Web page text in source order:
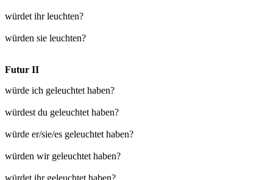
würdet ihr leuchten?
würden sie leuchten?
Futur II
würde ich geleuchtet haben?
würdest du geleuchtet haben?
würde er/sie/es geleuchtet haben?
würden wir geleuchtet haben?
würdet ihr geleuchtet haben?